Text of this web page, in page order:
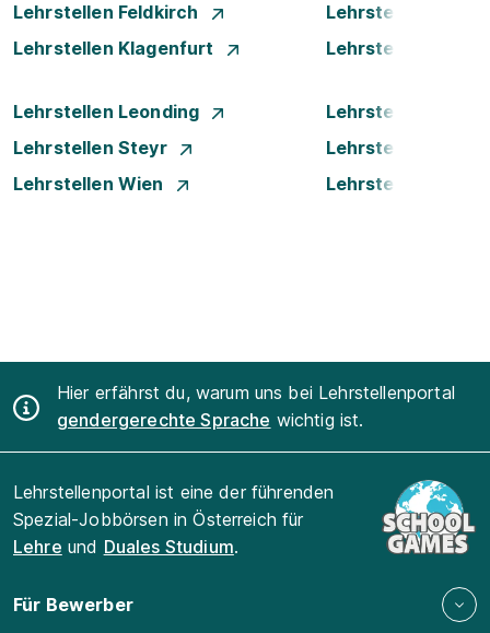
Lehrstellen Feldkirch
Lehrstellen Graz
Lehrstellen Klagenfurt
Lehrstellen
Lehrstellen Leonding
Lehrstellen Linz
Lehrstellen Steyr
Lehrstellen Traun
Lehrstellen Wien
Lehrstellen
Hier erfährst du, warum uns bei Lehrstellenportal
gendergerechte Sprache wichtig ist.
Lehrstellenportal ist eine der führenden
Spezial-Jobbörsen in Österreich für
Lehre und Duales Studium.
Für Bewerber